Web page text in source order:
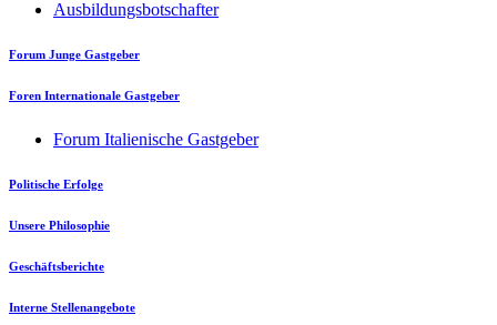
Ausbildungsbotschafter
Forum Junge Gastgeber
Foren Internationale Gastgeber
Forum Italienische Gastgeber
Politische Erfolge
Unsere Philosophie
Geschäftsberichte
Interne Stellenangebote